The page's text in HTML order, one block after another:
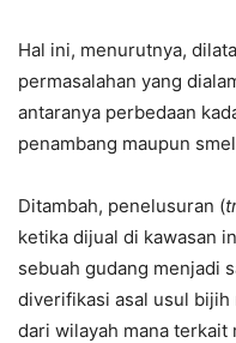
Hal ini, menurutnya,
permasalahan yang
antaranya perbedaan
penambang maupun
Ditambah, penelusuran (
ketika dijual di kawasan
sebuah gudang menjadi
diverifikasi asal usul bijih
dari wilayah mana